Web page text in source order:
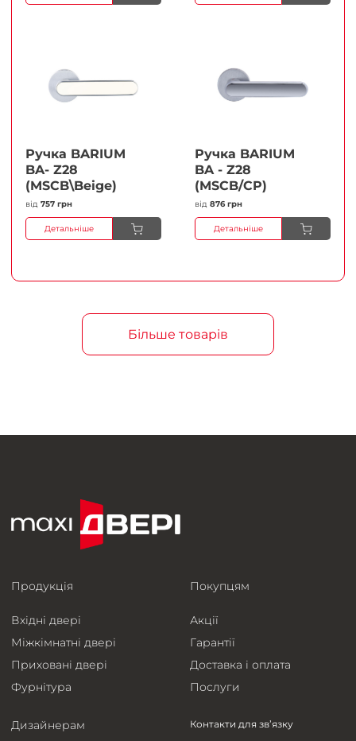
Ручка BARIUM
BA- Z28
(MSCB\Beige)
від 757 грн
Детальніше
Ручка BARIUM
BA - Z28
(MSCB/CP)
від 876 грн
Детальніше
Більше товарів
Продукція
Вхідні двері
Міжкімнатні двері
Приховані двері
Фурнітура
Покупцям
Акції
Гарантії
Доставка і оплата
Послуги
Дизайнерам
Контакти для зв’язку